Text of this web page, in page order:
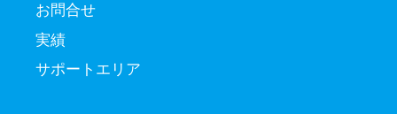
お問合せ
実績
サポートエリア